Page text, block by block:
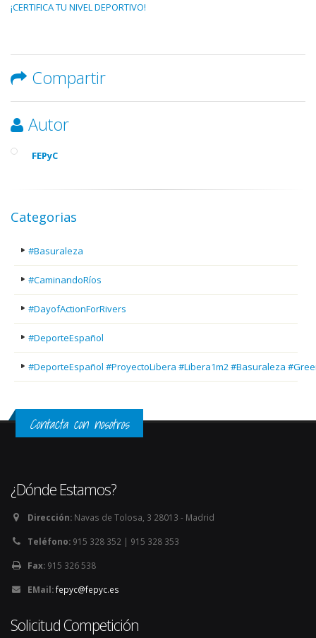
¡CERTIFICA TU NIVEL DEPORTIVO!
Compartir
Autor
FEPyC
Categorias
#Basuraleza
#CaminandoRíos
#DayofActionForRivers
#DeporteEspañol
#DeporteEspañol #ProyectoLibera #Libera1m2 #Basuraleza
Contacta con nosotros
¿Dónde Estamos?
Dirección: Navas de Tolosa, 3 28013 - Madrid
Teléfono: 915 328 352 | 915 328 353
Fax: 915 326 538
EMail:fepyc@fepyc.es
Solicitud Competición